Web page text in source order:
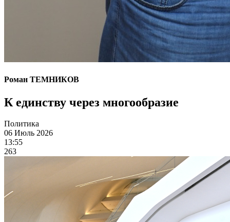
Роман ТЕМНИКОВ
К единству через многообразие
Политика
06 Июль 2026
13:55
263